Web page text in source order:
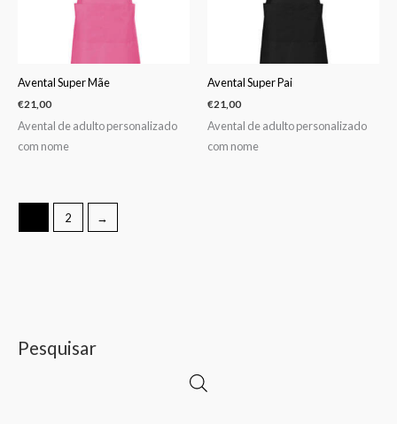
Pesquisar
Avental Super Mãe
€21,00
Avental de adulto personalizado
com nome
Avental Super Pai
€21,00
Avental de adulto personalizado
com nome
2 →